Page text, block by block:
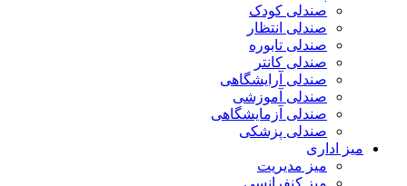
صندلی کودک
صندلی انتظار
صندلی تابوره
صندلی کانتر
صندلی آرایشگاهی
صندلی آموزشی
صندلی آزمایشگاهی
صندلی پزشکی
میز اداری
میز مدیریت
میز کنفرانسی